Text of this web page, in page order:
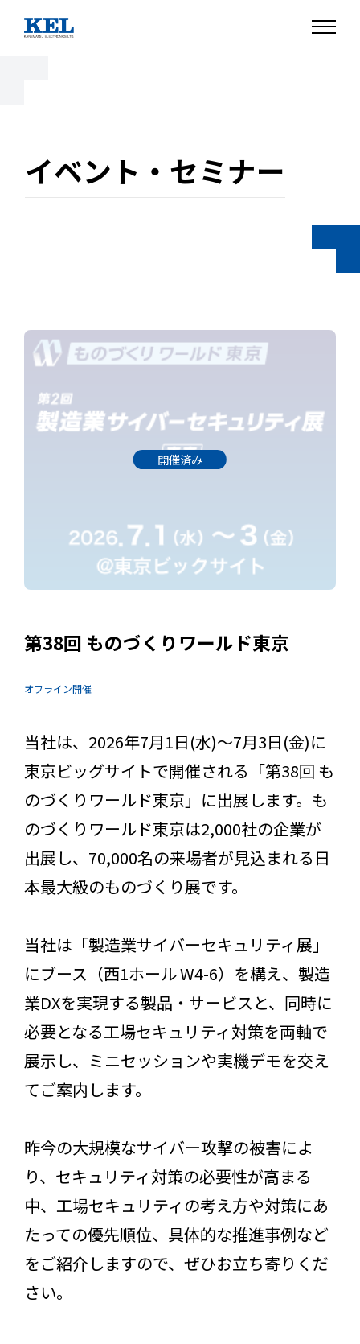
イベント・セミナー
開催済み
第38回 ものづくりワールド東京
オフライン開催
当社は、2026年7月1日(水)～7月3日(金)に
東京ビッグサイトで開催される「第38回 も
のづくりワールド東京」に出展します。も
のづくりワールド東京は2,000社の企業が
出展し、70,000名の来場者が見込まれる日
本最大級のものづくり展です。
当社は「製造業サイバーセキュリティ展」
にブース（西1ホール W4-6）を構え、製造
業DXを実現する製品・サービスと、同時に
必要となる工場セキュリティ対策を両軸で
展示し、ミニセッションや実機デモを交え
てご案内します。
昨今の大規模なサイバー攻撃の被害によ
り、セキュリティ対策の必要性が高まる
中、工場セキュリティの考え方や対策にあ
たっての優先順位、具体的な推進事例など
をご紹介しますので、ぜひお立ち寄りくだ
さい。